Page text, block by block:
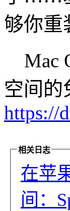
够你重
Mac
空间的
https://
相关日志
在苹
间：